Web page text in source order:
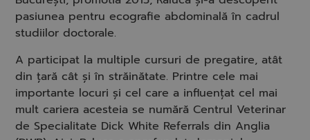
pasiunea pentru ecografie abdominală în cadrul
studiilor doctorale.
A participat la multiple cursuri de pregatire, atât
din țară cât și în străinătate. Printre cele mai
importante locuri și cel care a influențat cel mai
mult cariera acesteia se numără Centrul Veterinar
de Specialitate Dick White Referrals din Anglia